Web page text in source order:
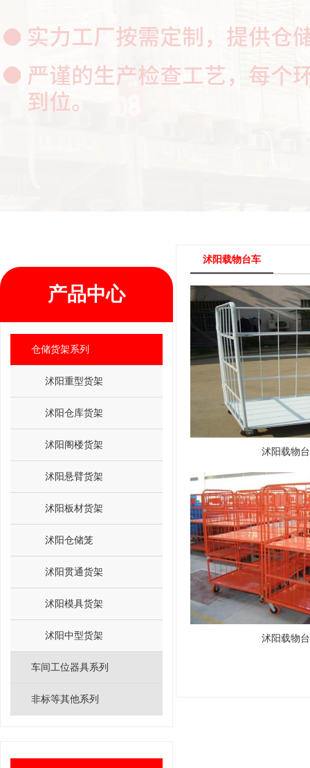
产品中心
仓储货架系列
沭阳重型货架
沭阳仓库货架
沭阳阁楼货架
沭阳悬臂货架
沭阳板材货架
沭阳仓储笼
沭阳贯通货架
沭阳模具货架
沭阳中型货架
车间工位器具系列
非标等其他系列
沭阳载物台车
沭阳载物
沭阳载物